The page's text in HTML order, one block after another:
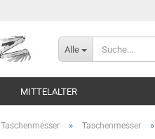
Alle
MITTELALTER
Taschenmesser » Taschenmesser »